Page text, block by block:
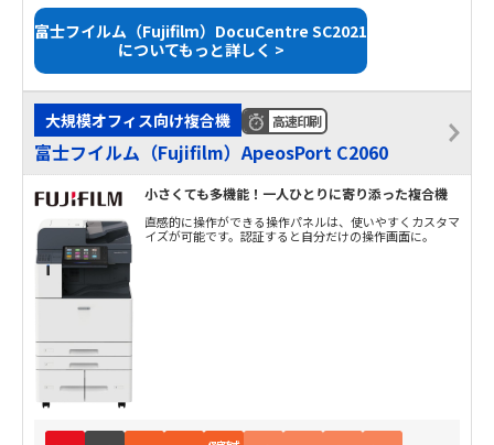
富士フイルム（Fujifilm）DocuCentre SC2021
についてもっと詳しく >
大規模オフィス向け複合機 高速印刷
富士フイルム（Fujifilm）ApeosPort C2060
小さくても多機能！一人ひとりに寄り添った複合機
直感的に操作ができる操作パネルは、使いやすくカスタマ
イズが可能です。認証すると自分だけの操作画面に。